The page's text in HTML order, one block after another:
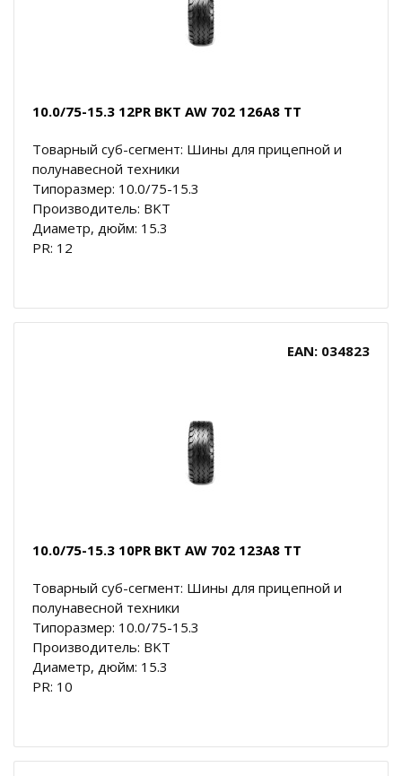
10.0/75-15.3 12PR BKT AW 702 126A8 TT
Товарный суб-сегмент: Шины для прицепной и
полунавесной техники
Типоразмер: 10.0/75-15.3
Производитель: BKT
Диаметр, дюйм: 15.3
PR: 12
EAN: 034823
10.0/75-15.3 10PR BKT AW 702 123A8 TT
Товарный суб-сегмент: Шины для прицепной и
полунавесной техники
Типоразмер: 10.0/75-15.3
Производитель: BKT
Диаметр, дюйм: 15.3
PR: 10